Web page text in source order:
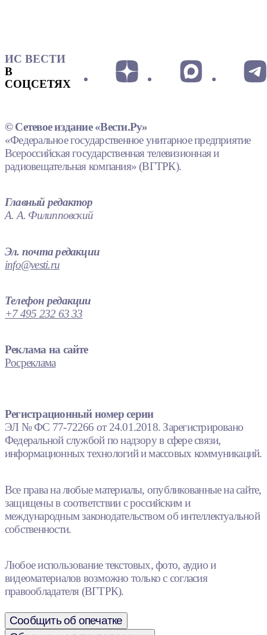
ИС ВЕСТИ
В
СОЦСЕТЯХ
© Сетевое издание «Вести.Ру»
«Федеральное государственное унитарное предприятие
Всероссийская государственная телевизионная и
радиовещательная компания» (ВГТРК).
Главный редактор
А. А. Филипповский
Эл. почта редакции
info@vesti.ru
Телефон редакции
+7 495 232 63 33
Реклама на сайте
Росреклама
Регистрационный номер серии
ЭЛ № ФС 77-72266 от 24.01.2018. Зарегистрировано
Федеральной службой по надзору в сфере связи,
информационных технологий и массовых коммуникаций.
Все права на любые материалы, опубликованные на сайте,
защищены в соответствии с российским и
международным законодательством об интеллектуальной
собственности.
Любое использование текстовых, фото, аудио и
видеоматериалов возможно только с согласия
правообладателя (ВГТРК).
Сообщить об опечатке